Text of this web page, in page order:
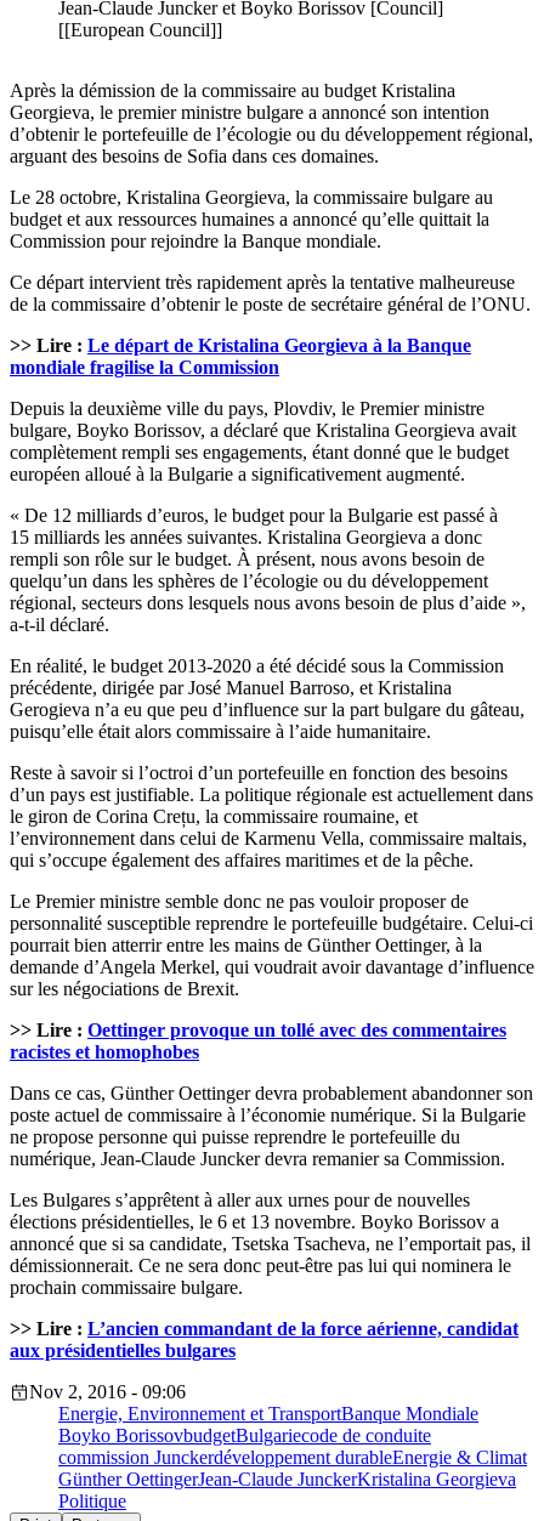
Jean-Claude Juncker et Boyko Borissov [Council]
[[European Council]]
Après la démission de la commissaire au budget Kristalina
Georgieva, le premier ministre bulgare a annoncé son intention
d’obtenir le portefeuille de l’écologie ou du développement régional,
arguant des besoins de Sofia dans ces domaines.
Le 28 octobre, Kristalina Georgieva, la commissaire bulgare au
budget et aux ressources humaines a annoncé qu’elle quittait la
Commission pour rejoindre la Banque mondiale.
Ce départ intervient très rapidement après la tentative malheureuse
de la commissaire d’obtenir le poste de secrétaire général de l’ONU.
>> Lire : Le départ de Kristalina Georgieva à la Banque
mondiale fragilise la Commission
Depuis la deuxième ville du pays, Plovdiv, le Premier ministre
bulgare, Boyko Borissov, a déclaré que Kristalina Georgieva avait
complètement rempli ses engagements, étant donné que le budget
européen alloué à la Bulgarie a significativement augmenté.
« De 12 milliards d’euros, le budget pour la Bulgarie est passé à
15 milliards les années suivantes. Kristalina Georgieva a donc
rempli son rôle sur le budget. À présent, nous avons besoin de
quelqu’un dans les sphères de l’écologie ou du développement
régional, secteurs dons lesquels nous avons besoin de plus d’aide »,
a-t-il déclaré.
En réalité, le budget 2013-2020 a été décidé sous la Commission
précédente, dirigée par José Manuel Barroso, et Kristalina
Gerogieva n’a eu que peu d’influence sur la part bulgare du gâteau,
puisqu’elle était alors commissaire à l’aide humanitaire.
Reste à savoir si l’octroi d’un portefeuille en fonction des besoins
d’un pays est justifiable. La politique régionale est actuellement dans
le giron de Corina Crețu, la commissaire roumaine, et
l’environnement dans celui de Karmenu Vella, commissaire maltais,
qui s’occupe également des affaires maritimes et de la pêche.
Le Premier ministre semble donc ne pas vouloir proposer de
personnalité susceptible reprendre le portefeuille budgétaire. Celui-ci
pourrait bien atterrir entre les mains de Günther Oettinger, à la
demande d’Angela Merkel, qui voudrait avoir davantage d’influence
sur les négociations de Brexit.
>> Lire : Oettinger provoque un tollé avec des commentaires
racistes et homophobes
Dans ce cas, Günther Oettinger devra probablement abandonner son
poste actuel de commissaire à l’économie numérique. Si la Bulgarie
ne propose personne qui puisse reprendre le portefeuille du
numérique, Jean-Claude Juncker devra remanier sa Commission.
Les Bulgares s’apprêtent à aller aux urnes pour de nouvelles
élections présidentielles, le 6 et 13 novembre. Boyko Borissov a
annoncé que si sa candidate, Tsetska Tsacheva, ne l’emportait pas, il
démissionnerait. Ce ne sera donc peut-être pas lui qui nominera le
prochain commissaire bulgare.
>> Lire : L’ancien commandant de la force aérienne, candidat
aux présidentielles bulgares
Nov 2, 2016 - 09:06
Energie, Environnement et TransportBanque Mondiale
Boyko BorissovbudgetBulgariecode de conduite
commission Junckerdéveloppement durableEnergie & Climat
Günther OettingerJean-Claude JunckerKristalina Georgieva
Politique